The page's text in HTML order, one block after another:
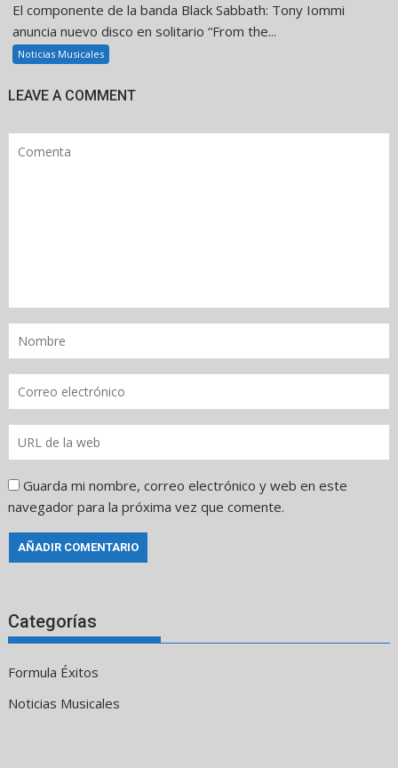
El componente de la banda Black Sabbath: Tony Iommi
anuncia nuevo disco en solitario “From the...
Noticias Musicales
LEAVE A COMMENT
Guarda mi nombre, correo electrónico y web en este
navegador para la próxima vez que comente.
Categorías
Formula Éxitos
Noticias Musicales